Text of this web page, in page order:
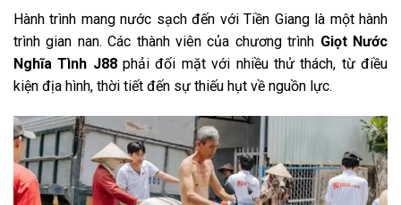
Hành trình mang nước sạch đến với Tiền Giang là một hành
trình gian nan. Các thành viên của chương trình Giọt Nước
Nghĩa Tình J88phải đối mặt với nhiều thử thách, từ điều
kiện địa hình, thời tiết đến sự thiếu hụt về nguồn lực.